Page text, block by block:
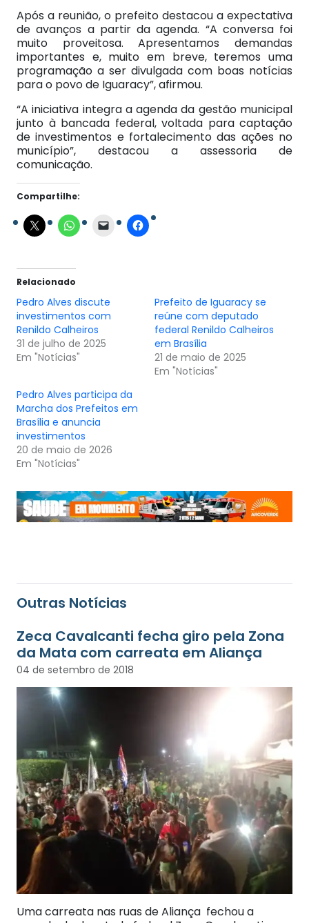
Após a reunião, o prefeito destacou a expectativa
de avanços a partir da agenda. “A conversa foi
muito proveitosa. Apresentamos demandas
importantes e, muito em breve, teremos uma
programação a ser divulgada com boas notícias
para o povo de Iguaracy”, afirmou.
“A iniciativa integra a agenda da gestão municipal
junto à bancada federal, voltada para captação
de investimentos e fortalecimento das ações no
município”, destacou a assessoria de
comunicação.
Compartilhe:
Relacionado
Pedro Alves discute
investimentos com
Renildo Calheiros
31 de julho de 2025
Em "Notícias"
Prefeito de Iguaracy se
reúne com deputado
federal Renildo Calheiros
em Brasília
21 de maio de 2025
Em "Notícias"
Pedro Alves participa da
Marcha dos Prefeitos em
Brasília e anuncia
investimentos
20 de maio de 2026
Em "Notícias"
Outras Notícias
Zeca Cavalcanti fecha giro pela Zona
da Mata com carreata em Aliança
04 de setembro de 2018
Uma carreata nas ruas de Aliança fechou a